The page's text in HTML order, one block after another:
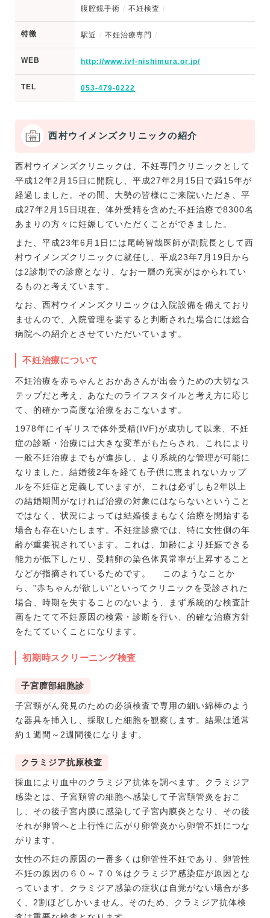
腹腔鏡手術
不妊検査
特徴 駅近 不妊治療専門
WEB http://www.ivf-nishimura.or.jp/
TEL 053-479-0222
西村ウイメンズクリニックの紹介
西村ウイメンズクリニックは、不妊専門クリニックとして
平成12年2月15日に開院し、平成27年2月15日で満15年が
経過しました。その間、大勢の皆様にご来院いただき、平
成27年2月15日現在、体外受精を含めた不妊治療で8300名
あまりの方々に妊娠していただくことができました。
また、平成23年6月1日には尾崎智哉医師が副院長として西
村ウイメンズクリニックに就任し、平成23年7月19日から
は2診制での診療となり、なお一層の充実がはかられてい
るものと考えています。
なお、西村ウイメンズクリニックは入院設備を備えており
ませんので、入院管理を要すると判断された場合には総合
病院への紹介とさせていただいています。
不妊治療について
不妊治療を赤ちゃんとおかあさんが出会うための大切なス
テップだと考え、あなたのライフスタイルと考え方に応じ
て、的確かつ高度な治療をおこないます。
1978年にイギリスで体外受精(IVF)が成功して以来、不妊
症の診断・治療には大きな変革がもたらされ、これにより
一般不妊治療までもが進歩し、より系統的な管理が可能に
なりました。結婚後2年を経ても子供に恵まれないカップ
ルを不妊症と定義していますが、これは必ずしも2年以上
の結婚期間がなければ治療の対象にはならないということ
ではなく、状況によっては結婚後まもなく治療を開始する
場合も存在いたします。不妊症診療では、特に女性側の年
齢が重要視されています。これは、加齢により妊娠できる
能力が低下したり、受精卵の染色体異常率が上昇すること
などが指摘されているためです。 このようなことか
ら、"赤ちゃんが欲しい"といってクリニックを受診された
場合、時期を失することのないよう、まず系統的な検査計
画をたてて不妊原因の検索・診断を行い、的確な治療方針
をたてていくことになります。
初期時スクリーニング検査
子宮膣部細胞診
子宮頸がん発見のための必須検査で専用の細い綿棒のよう
な器具を挿入し、採取した細胞を観察します。結果は通常
約１週間～2週間後になります。
クラミジア抗原検査
採血により血中のクラミジア抗体を調べます。クラミジア
感染とは、子宮頚管の細胞へ感染して子宮頚管炎をおこ
し、その後子宮内膜に感染して子宮内膜炎となり、その後
それが卵管へと上行性に広がり卵管炎から卵管不妊につな
がります。
女性の不妊の原因の一番多くは卵管性不妊であり、卵管性
不妊の原因の６０～７０％はクラミジア感染症が原因とな
っています。クラミジア感染の症状は自覚がない場合が多
く、2割ほどしかいません。そのため、クラミジア抗体検